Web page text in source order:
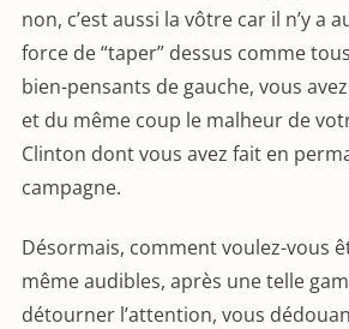
non, c’est aussi la vôtre car il n’y a
force de “taper” dessus comme
bien-pensants de gauche, vous
et du même coup le malheur de
Clinton dont vous avez fait en
campagne.
Désormais, comment voulez-vous
même audibles, après une telle
détourner l’attention, vous